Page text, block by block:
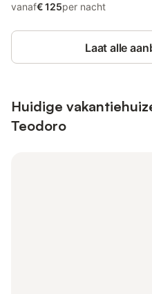
vanaf€ 125per nacht
Laat alle
Huidige
Teodoro